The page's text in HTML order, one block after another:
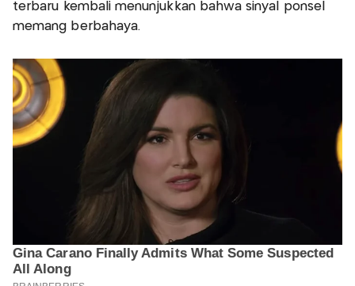
terbaru kembali menunjukkan bahwa sinyal ponsel
memang berbahaya.